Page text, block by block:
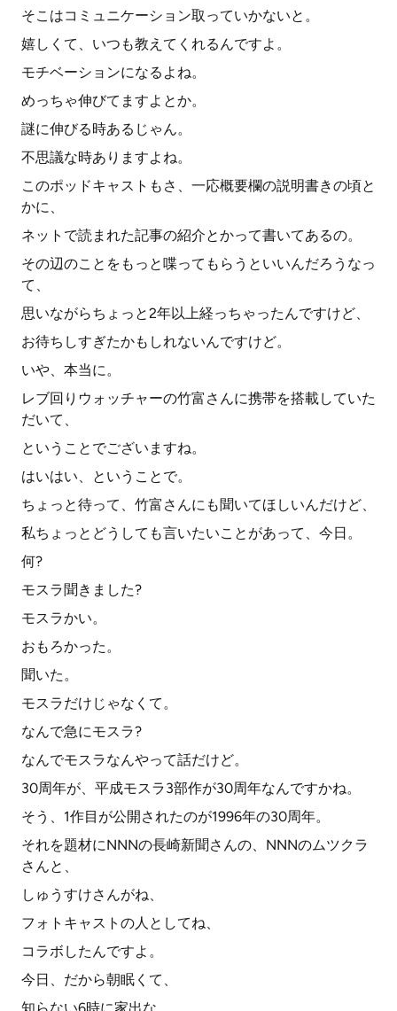
そこはコミュニケーション取っていかないと。
嬉しくて、いつも教えてくれるんですよ。
モチベーションになるよね。
めっちゃ伸びてますよとか。
謎に伸びる時あるじゃん。
不思議な時ありますよね。
このポッドキャストもさ、一応概要欄の説明書きの頃と
かに、
ネットで読まれた記事の紹介とかって書いてあるの。
その辺のことをもっと喋ってもらうといいんだろうなっ
て、
思いながらちょっと2年以上経っちゃったんですけど、
お待ちしすぎたかもしれないんですけど。
いや、本当に。
レブ回りウォッチャーの竹富さんに携帯を搭載していた
だいて、
ということでございますね。
はいはい、ということで。
ちょっと待って、竹富さんにも聞いてほしいんだけど、
私ちょっとどうしても言いたいことがあって、今日。
何?
モスラ聞きました?
モスラかい。
おもろかった。
聞いた。
モスラだけじゃなくて。
なんで急にモスラ?
なんでモスラなんやって話だけど。
30周年が、平成モスラ3部作が30周年なんですかね。
そう、1作目が公開されたのが1996年の30周年。
それを題材にNNNの長崎新聞さんの、NNNのムツクラ
さんと、
しゅうすけさんがね、
フォトキャストの人としてね、
コラボしたんですよ。
今日、だから朝眠くて、